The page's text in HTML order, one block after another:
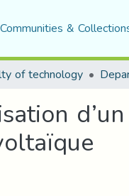
Communities &
of technology